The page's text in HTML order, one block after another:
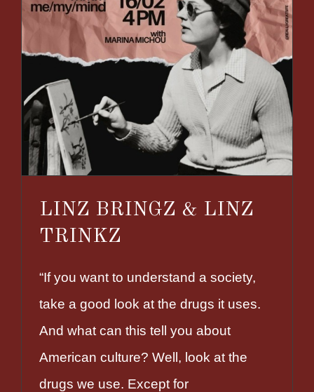
LINZ BRINGZ & LINZ
TRINKZ
“If you want to understand a society,
take a good look at the drugs it uses.
And what can this tell you about
American culture? Well, look at the
drugs we use. Except for